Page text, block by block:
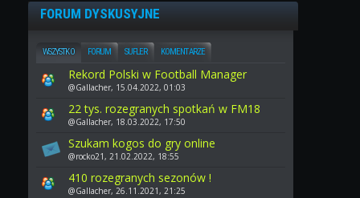
FORUM DYSKUSYJNE
WSZYSTKO FORUM SUFLER KOMENTARZE
Rekord Polski w Football Manager
@Gallacher, 15.04.2022, 01:03
22 tys. rozegranych spotkań w FM18
@Gallacher, 18.03.2022, 17:50
Szukam kogos do gry online
@rocko21, 21.02.2022, 18:55
410 rozegranych sezonów !
@Gallacher, 26.11.2021, 21:25